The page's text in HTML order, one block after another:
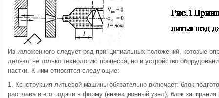
Из изложенного следует ряд прин­ципиальных положений, которые
деляют не только технологию процес­са, но и устройство
настки. К ним относятся следующие:
1. Конструкция литьевой машины обязательно включает: блок
расплава и его подачи в форму (инжекционный узел); блок запирания